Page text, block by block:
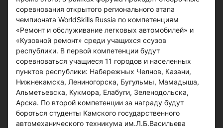
соревнования открытого регионального этапа
чемпионата WorldSkills Russia по компетенциям
«Ремонт и обслуживание легковых автомобилей» и
«Кузовной ремонт» среди учащихся ссузов
республики. В первой компетенции будут
соревноваться учащиеся 11 городов и населенных
пунктов республики: Набережных Челнов, Казани,
Нижнекамска, Лениногорска, Бугульмы, Мамадыша,
Альметьевска, Кукмора, Елабуги, Зеленодольска,
Арска. По второй компетенции за награду будут
бороться студенты Камского государственного
автомеханического техникума им.Л.Б.Васильева